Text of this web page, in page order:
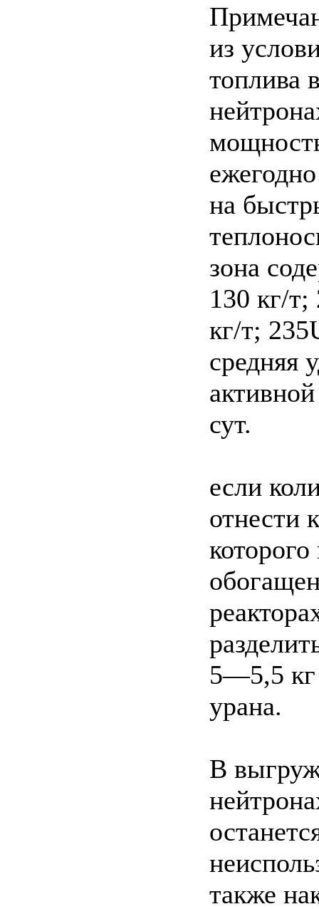
из
топлива
на
зона
130 кг/
кг/т;
средняя
сут.
если
отнести
5—5,5 кг
урана.
В
также